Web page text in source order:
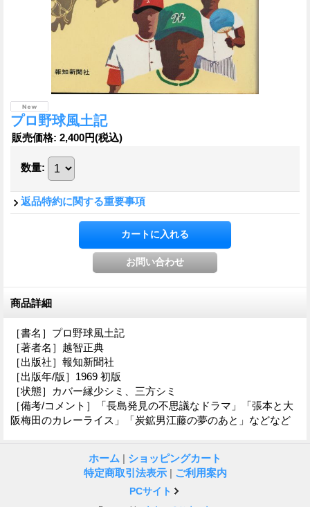
プロ野球風土記
販売価格: 2,400円(税込)
数量:
返品特約に関する重要事項
商品詳細
［書名］プロ野球風土記
［著者名］越智正典
［出版社］報知新聞社
［出版年/版］1969 初版
［状態］カバー縁少シミ、三方シミ
［備考/コメント］「長島発見の不思議なドラマ」「張本と大
阪梅田のカレーライス」「炭鉱男江藤の夢のあと」などなど
ホーム | ショッピングカート
特定商取引法表示 | ご利用案内
PCサイト